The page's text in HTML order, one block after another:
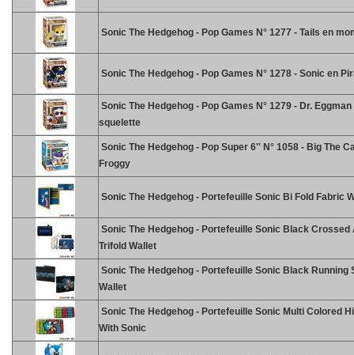
Sonic The Hedgehog - Pop Games N° 1277 - Tails en
Sonic The Hedgehog - Pop Games N° 1278 - Sonic en
Sonic The Hedgehog - Pop Games N° 1279 - Dr. Eggman
squelette
Sonic The Hedgehog - Pop Super 6'' N° 1058 - Big The
Froggy
Sonic The Hedgehog - Portefeuille Sonic Bi Fold Fabric
Sonic The Hedgehog - Portefeuille Sonic Black Crossed
Trifold Wallet
Sonic The Hedgehog - Portefeuille Sonic Black Running
Wallet
Sonic The Hedgehog - Portefeuille Sonic Multi Colored
With Sonic